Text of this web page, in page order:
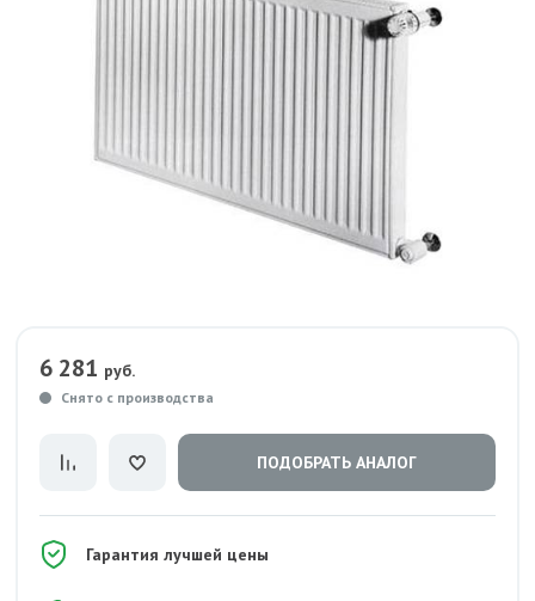
6 281 руб.
Снято с производства
ПОДОБРАТЬ АНАЛОГ
Гарантия лучшей цены